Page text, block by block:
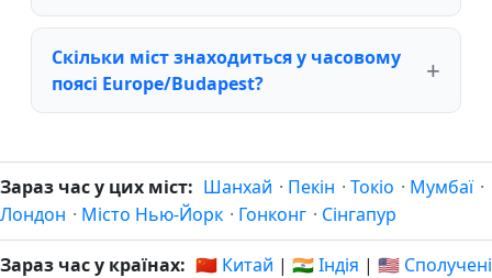
Скільки міст знаходиться у часовому
поясі Europe/Budapest?
Зараз час у цих міст: Шанхай · Пекін · Токіо · Мумбаї ·
Лондон · Місто Нью-Йорк · Гонконг · Сінгапур
Зараз час у країнах: 🇨🇳 Китай | 🇮🇳 Індія | 🇺🇸 Сполучені